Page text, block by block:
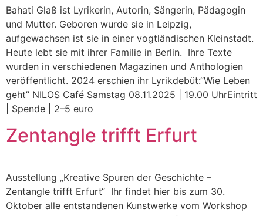
Bahati Glaß ist Lyrikerin, Autorin, Sängerin, Pädagogin
und Mutter. Geboren wurde sie in Leipzig,
aufgewachsen ist sie in einer vogtländischen Kleinstadt.
Heute lebt sie mit ihrer Familie in Berlin. Ihre Texte
wurden in verschiedenen Magazinen und Anthologien
veröffentlicht. 2024 erschien ihr Lyrikdebüt:“Wie Leben
geht” NILOS Café Samstag 08.11.2025 | 19.00 UhrEintritt
| Spende | 2–5 euro
Zentangle trifft Erfurt
Ausstellung „Kreative Spuren der Geschichte –
Zentangle trifft Erfurt“ Ihr findet hier bis zum 30.
Oktober alle entstandenen Kunstwerke vom Workshop